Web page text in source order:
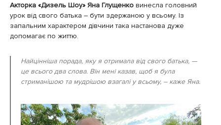
Акторка «Дизель Шоу» Яна Глущенко винесла головний
урок від свого батька – бути здержаною у всьому. Із
запальним характером дівчини така настанова дуже
допомагає по життю.
Найцінніша порада, яку я отримала від свого батька, —
це всього два слова. Він мені казав, щоб я була
стриманішою та мудрішою взагалі у всьому, – каже Яна.